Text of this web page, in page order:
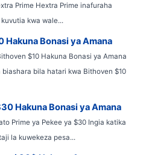
Prime Hextra Prime inafuraha
kwa wale...
Hakuna Bonasi ya Amana
$10 Hakuna Bonasi ya Amana
bila hatari kwa Bithoven $10
Hakuna Bonasi ya Amana
Prime ya Pekee ya $30 Ingia katika
la kuwekeza pesa...